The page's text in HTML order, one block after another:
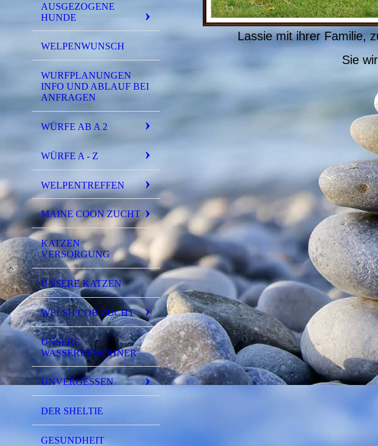
AUSGEZOGENE
HUNDE
WELPENWUNSCH
WURFPLANUNGEN
INFO UND ABLAUF BEI
ANFRAGEN
WÜRFE AB A 2
WÜRFE A - Z
WELPENTREFFEN
MAINE COON ZUCHT
KATZEN
VERSORGUNG
UNSERE KATZEN
WELSH COB ZUCHT
UNSERE
WASSERBEWOHNER
UNVERGESSEN
DER SHELTIE
GESUNDHEIT
Lassie mit ihrer Familie,
Sie